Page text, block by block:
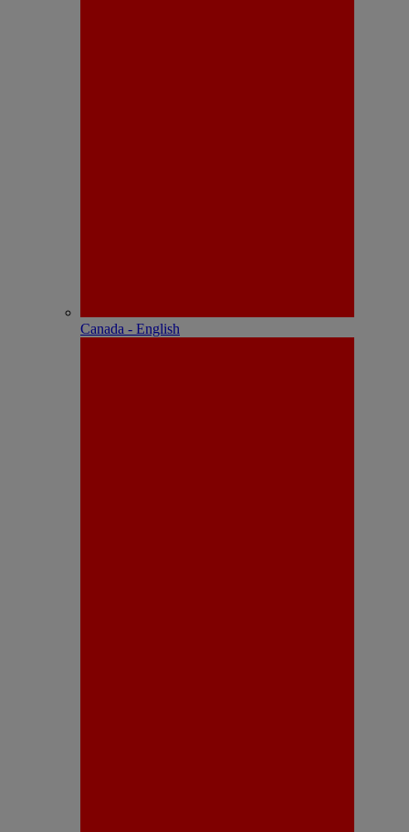
Canada - English